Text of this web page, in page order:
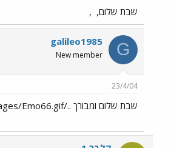
שבת שלום, ,
G
galileo1985
New member
23/4/04
שבת שלום ומבורך ../images/Emo66.gif